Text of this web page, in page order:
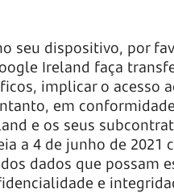
seu dispositivo, por
Ireland faça
implicar o acesso
em
e os seus
a 4 de junho de 2021
dados que possam
e